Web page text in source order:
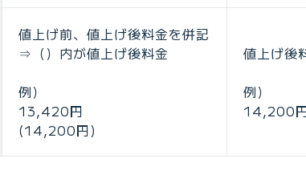
値上げ前、値上げ後料金を併記
⇒（）内が値上げ後料金
例）
13,420円
(14,200円)
値上げ後
例）
14,200